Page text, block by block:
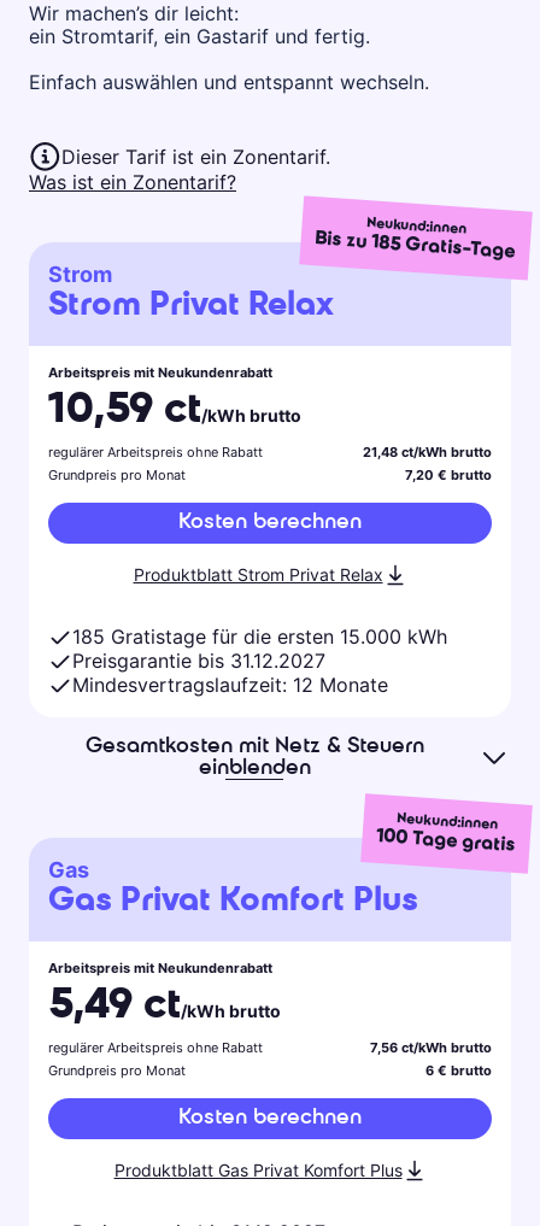
Wir machen’s dir leicht:
ein Stromtarif, ein Gastarif und fertig.
Einfach auswählen und entspannt wechseln.
Dieser Tarif ist ein Zonentarif.
Was ist ein Zonentarif?
Neukund:innen
Bis zu 185Gratis-Tage
Strom
Strom Privat Relax
Arbeitspreis mit Neukundenrabatt
10,59 ct/kWh brutto
regulärer Arbeitspreis ohne Rabatt
21,48 ct/kWh brutto
Grundpreis pro Monat
7,20 € brutto
Kosten berechnen
Produktblatt Strom Privat Relax
185 Gratistage für die ersten 15.000 kWh
Preisgarantie bis 31.12.2027
Mindesvertragslaufzeit: 12 Monate
Gesamtkosten mit Netz & Steuern
einblenden
Neukund:innen
100 Tage gratis
Gas
Gas Privat Komfort Plus
Arbeitspreis mit Neukundenrabatt
5,49 ct/kWh brutto
regulärer Arbeitspreis ohne Rabatt
7,56 ct/kWh brutto
Grundpreis pro Monat
6 € brutto
Kosten berechnen
Produktblatt Gas Privat Komfort Plus